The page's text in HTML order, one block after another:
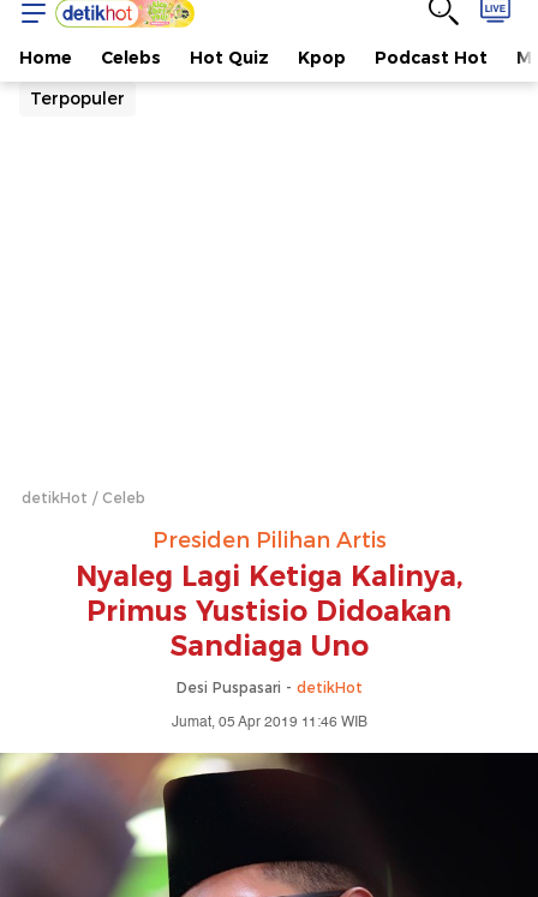
Home Celebs Hot Quiz Kpop Podcast Hot
Terpopuler
detikHot Celeb
Presiden Pilihan Artis
Nyaleg Lagi Ketiga Kalinya,
Primus Yustisio Didoakan
Sandiaga Uno
Desi Puspasari - detikHot
Jumat, 05 Apr 2019 11:46 WIB